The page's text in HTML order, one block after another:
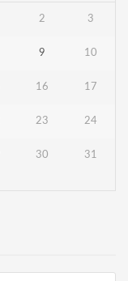
2 3
9 10
16 17
23 24
30 31